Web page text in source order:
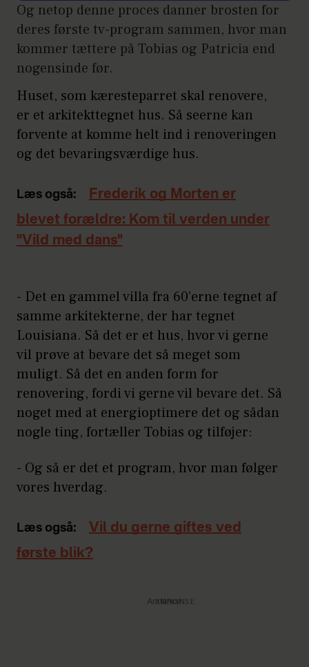
Og netop denne proces danner brosten for
deres første tv-program sammen, hvor man
kommer tættere på Tobias og Patricia end
nogensinde før.
Huset, som kæresteparret skal renovere,
er et arkitekttegnet hus. Så seerne kan
forvente at komme helt ind i renoveringen
og det bevaringsværdige hus.
Læs også:
Frederik og Morten er
blevet forældre: Kom til verden under
"Vild med dans"
- Det en gammel villa fra 60’erne tegnet af
samme arkitekterne, der har tegnet
Louisiana. Så det er et hus, hvor vi gerne
vil prøve at bevare det så meget som
muligt. Så det en anden form for
renovering, fordi vi gerne vil bevare det. Så
noget med at energioptimere det og sådan
nogle ting, fortæller Tobias og tilføjer:
- Og så er det et program, hvor man følger
vores hverdag.
Læs også:
Vil du gerne giftes ved
første blik?
Annonce